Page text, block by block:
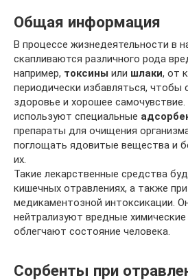
Общая информация
В процессе жизнедеятельности в
скапливаются различного рода
например, токсины или шлаки, от
периодически избавляться, чтобы
здоровье и хорошее
используют специальные
препараты для очищения
поглощать ядовитые вещества и
их.
Такие лекарственные средства
кишечных отравлениях, а также
медикаментозной интоксикации.
нейтрализуют вредные
облегчают состояние человека.
Сорбенты при